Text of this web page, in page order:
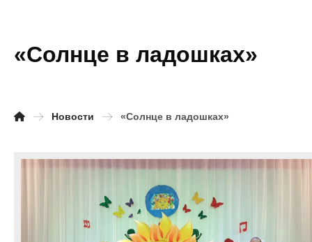
«Солнце в ладошках»
Новости «Солнце в ладошках»